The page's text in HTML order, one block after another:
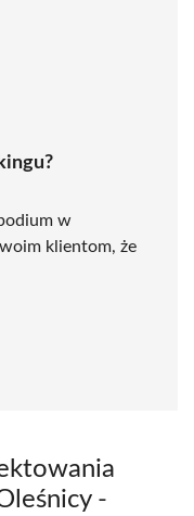
w
klientom, że
-